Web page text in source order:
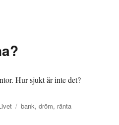
Hur sjukt är inte det?
Etiketter
bank,dröm, ränta